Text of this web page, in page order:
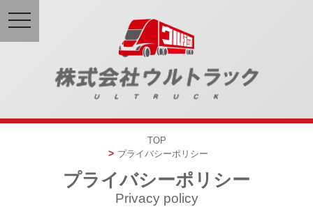
TOP
プライバシーポリシー
プライバシーポリシー
Privacy policy
toggle
navigation